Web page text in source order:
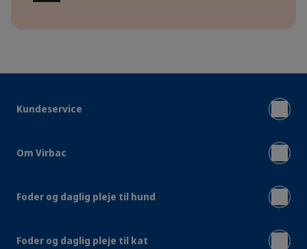
Kundeservice
Om Virbac
Foder og daglig pleje til hund
Foder og daglig pleje til kat